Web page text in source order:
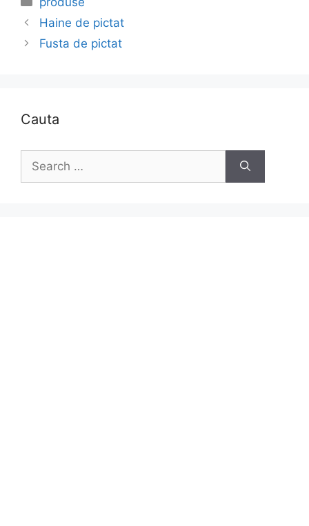
Haine de pictat
Fusta de pictat
Cauta
Search
for: